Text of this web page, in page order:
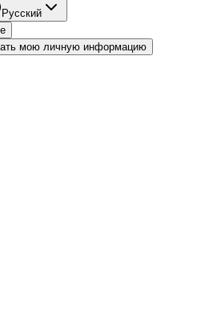
Pyccкий
мою личную информацию